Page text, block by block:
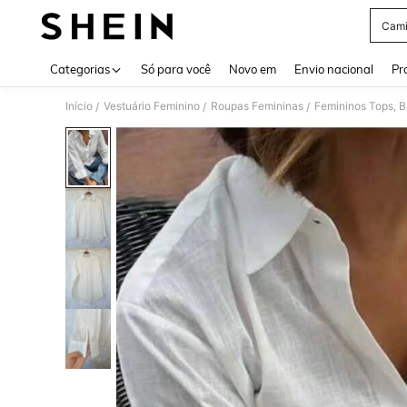
Categorias Só para você Novo em Envio nacional
Início / Vestuário Feminino / Roupas Femininas / Femininos Tops,